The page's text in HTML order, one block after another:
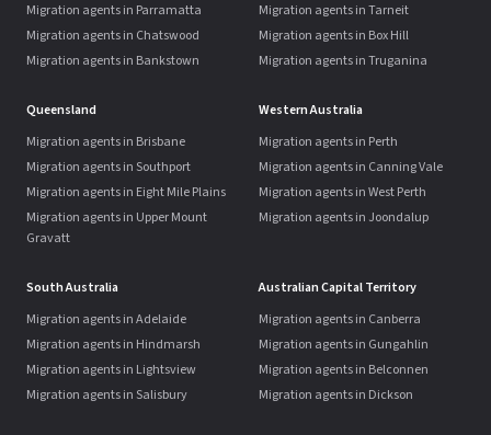
Migration agents in Parramatta
Migration agents in Chatswood
Migration agents in Bankstown
Migration agents in Tarneit
Migration agents in Box Hill
Migration agents in Truganina
Queensland
Migration agents in Brisbane
Migration agents in Southport
Migration agents in Eight Mile Plains
Migration agents in Upper Mount
Gravatt
Western Australia
Migration agents in Perth
Migration agents in Canning Vale
Migration agents in West Perth
Migration agents in Joondalup
South Australia
Migration agents in Adelaide
Migration agents in Hindmarsh
Migration agents in Lightsview
Migration agents in Salisbury
Australian Capital Territory
Migration agents in Canberra
Migration agents in Gungahlin
Migration agents in Belconnen
Migration agents in Dickson